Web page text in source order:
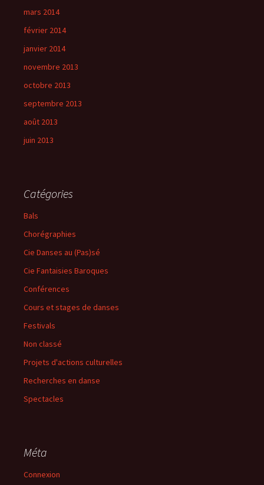
mars 2014
février 2014
janvier 2014
novembre 2013
octobre 2013
septembre 2013
août 2013
juin 2013
Catégories
Bals
Chorégraphies
Cie Danses au (Pas)sé
Cie Fantaisies Baroques
Conférences
Cours et stages de danses
Festivals
Non classé
Projets d'actions culturelles
Recherches en danse
Spectacles
Méta
Connexion